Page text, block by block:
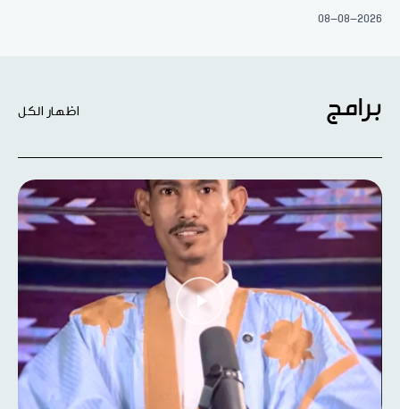
08-08-2026
برامج اظهار الكل